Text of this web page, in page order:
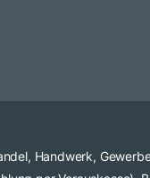
Handwerk,